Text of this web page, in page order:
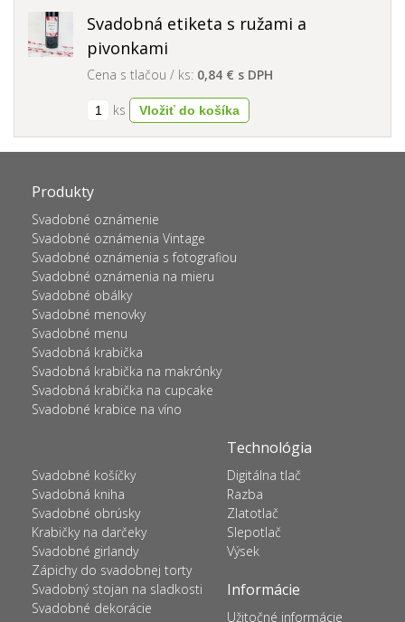
Svadobná etiketa s ružami a
pivonkami
Cena s tlačou / ks: 0,84 € s DPH
ks
Produkty
Svadobné oznámenie
Svadobné oznámenia Vintage
Svadobné oznámenia s fotografiou
Svadobné oznámenia na mieru
Svadobné obálky
Svadobné menovky
Svadobné menu
Svadobná krabička
Svadobná krabička na makrónky
Svadobná krabička na cupcake
Svadobné krabice na víno
Svadobné košíčky
Svadobná kniha
Svadobné obrúsky
Krabičky na darčeky
Svadobné girlandy
Zápichy do svadobnej torty
Svadobný stojan na sladkosti
Svadobné dekorácie
Technológia
Digitálna tlač
Razba
Zlatotlač
Slepotlač
Výsek
Informácie
Užitočné informácie